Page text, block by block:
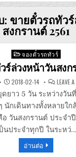
: ขายตั๋วรถทัว
สงกรานต์ 2561
Posted
in
จองตั๋วรถทัวร์
ร์ล่วงหน้าวันสงก
2018-02-14 LEAVE
ยาว 5 วัน ระหว่างวัน
นักเดินทางทั้งหลายใ
วันสงกรานต์ ประจำ
นประจำทุกปี ในระหว่…
อ่านต่อ